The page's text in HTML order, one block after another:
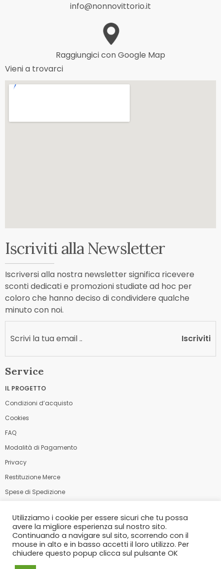
info@nonnovittorio.it
Raggiungici con Google Map
Vieni a trovarci
Iscriviti alla Newsletter
Iscriversi alla nostra newsletter significa ricevere
sconti dedicati e promozioni studiate ad hoc per
coloro che hanno deciso di condividere qualche
minuto con noi.
Iscriviti
Service
IL PROGETTO
Condizioni d’acquisto
Cookies
FAQ
Modalità di Pagamento
Privacy
Restituzione Merce
Spese di Spedizione
Modalità di Pagamento
© 2021 NONNO VITTORIO | BY EXAGON​
Utilizziamo i cookie per essere sicuri che tu possa
avere la migliore esperienza sul nostro sito.
Continuando a navigare sul sito, scorrendo con il
mouse in alto e in basso accetti il loro utilizzo. Per
chiudere questo popup clicca sul pulsante OK